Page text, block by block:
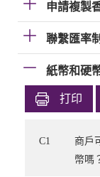
申請複製
聯繫匯率
紙幣和硬
打印
C1
商戶
幣嗎